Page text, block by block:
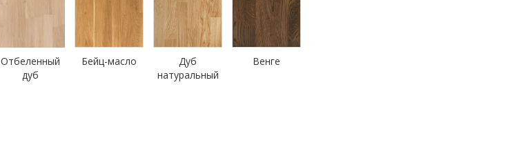
Отбеленный
дуб
Бейц-масло
Дуб
натуральный
Венге